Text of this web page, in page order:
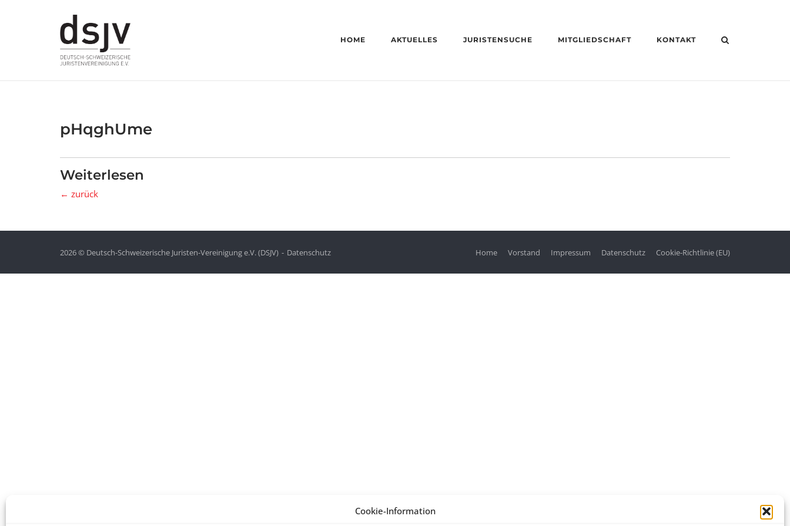
Cookie-Information
HOME AKTUELLES JURISTENSUCHE MITGLIEDSCHAFT KONTAKT
pHqghUme
Weiterlesen
← zurück
2026 © Deutsch-Schweizerische Juristen-Vereinigung e.V. (DSJV) Datenschutz Home Vorstand Impressum Datenschutz Cookie-Richtlinie (EU)